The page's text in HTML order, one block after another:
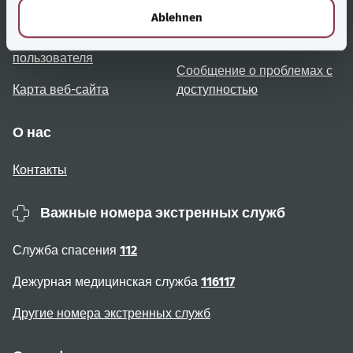
Ablehnen
Обзор тем
Примечания для
пользователя
Карта веб-сайта
Доступность
Сообщение о проблемах с
доступностью
О нас
Контакты
Важные номера экстренных служб
Служба спасения 112
Дежурная медицинская служба 116117
Другие номера экстренных служб